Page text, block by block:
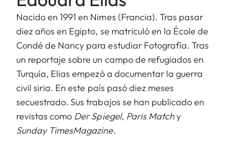
Nacido en 1991 en Nimes (Francia). Tras pasar
diez años en Egipto, se matriculó en la École de
Condé de Nancy para estudiar Fotografía. Tras
un reportaje sobre un campo de refugiados en
Turquía, Elias empezó a documentar la guerra
civil siria. En este país pasó diez meses
secuestrado. Sus trabajos se han publicado en
revistas como DerSpiegel, Paris Matchy
Sunday TimesMagazine.